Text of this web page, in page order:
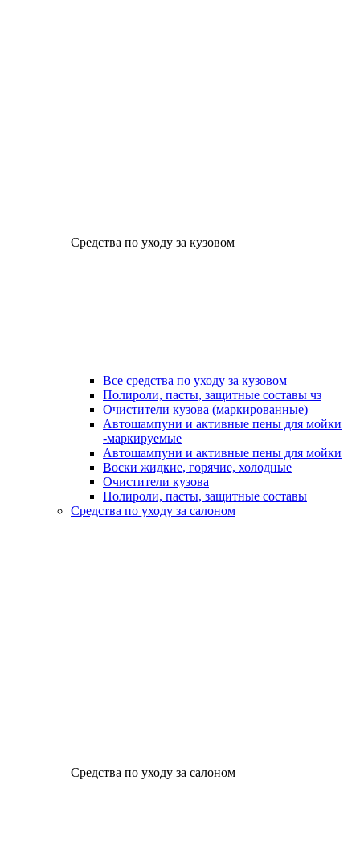
Средства по уходу за кузовом
Все средства по уходу за кузовом
Полироли, пасты, защитные составы чз
Очистители кузова (маркированные)
Автошампуни и активные пены для мойки
-маркируемые
Автошампуни и активные пены для мойки
Воски жидкие, горячие, холодные
Очистители кузова
Полироли, пасты, защитные составы
Средства по уходу за салоном
Средства по уходу за салоном